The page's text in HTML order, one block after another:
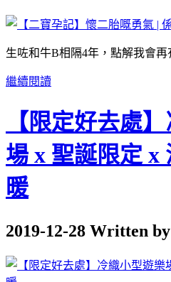
生咗和牛B相隔4年，點解我會
繼續閱讀
【限定好去處
場 x 聖誕限定 x
暖
2019-12-28 Written